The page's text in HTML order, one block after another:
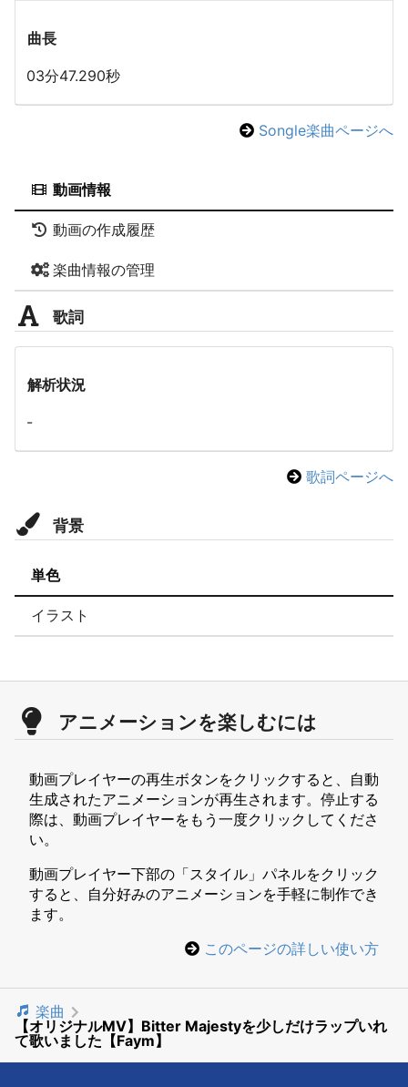
曲長
03分47.290秒
Songle楽曲ページへ
動画情報
動画の作成履歴
楽曲情報の管理
歌詞
解析状況
-
歌詞ページへ
背景
単色
イラスト
アニメーションを楽しむには
動画プレイヤーの再生ボタンをクリックすると、自動
生成されたアニメーションが再生されます。停止する
際は、動画プレイヤーをもう一度クリックしてくださ
い。
動画プレイヤー下部の「スタイル」パネルをクリック
すると、自分好みのアニメーションを手軽に制作でき
ます。
このページの詳しい使い方
楽曲
【オリジナルMV】Bitter Majestyを少しだけラップいれ
て歌いました【Faym】